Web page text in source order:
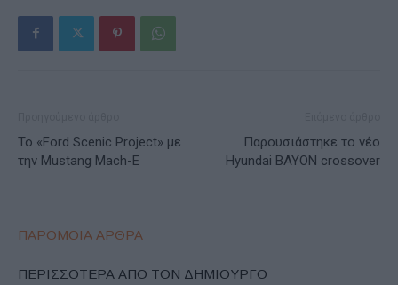
Το «Ford Scenic Project» με
την Mustang Mach-E
Παρουσιάστηκε το νέο
Hyundai BAYON crossover
ΠΑΡΟΜΟΙΑ ΑΡΘΡΑ
ΠΕΡΙΣΣΟΤΕΡΑ ΑΠΟ ΤΟΝ ΔΗΜΙΟΥΡΓΟ